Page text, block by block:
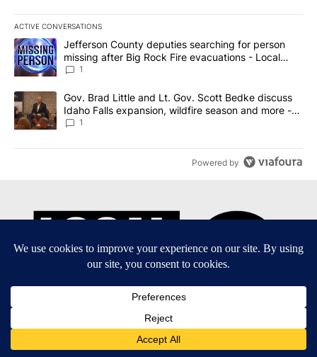
ACTIVE CONVERSATIONS
The following is a list of the most commented articles in the last
A trending article titled "Jefferson County deputies searching
Jefferson County deputies searching for person
missing after Big Rock Fire evacuations - Local
News 8
1
A trending article titled "Gov. Brad Little and Lt. Gov. Scott
Gov. Brad Little and Lt. Gov. Scott Bedke discuss
Idaho Falls expansion, wildfire season and more -
Local News 8
1
Powered by